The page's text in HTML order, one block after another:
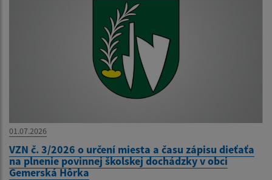
01.07.2026
VZN č. 3/2026 o určení miesta a času zápisu dieťaťa
na plnenie povinnej školskej dochádzky v obci
Gemerská Hôrka